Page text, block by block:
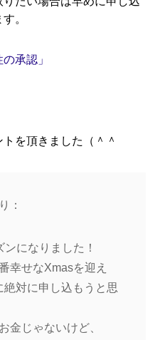
。
承認」
を頂きました（＾＾
：
になりました！
幸せなXmasを迎え
対に申し込もうと思
金じゃないけど、